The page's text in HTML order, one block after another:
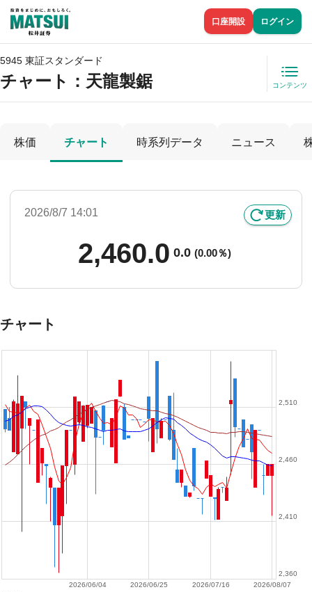
口座開設 ログイン
5945 東証スタンダード
チャート： 天龍製鋸 コンテンツ
株価 チャート 時系列データ ニュース
2026/8/7 14:01 更新
2,460.0 0.0 (0.00％)
チャート
2026/08/07
2026/07/16
2026/06/25
2026/06/04
2,360
2,410
2,460
2,510